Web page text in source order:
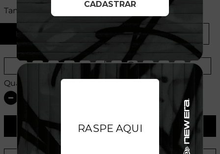
Tamanhos:
P M G GG
Provador Virtual Tabela de Medidas
Quantidade:
ADICIONAR AO CARRINHO